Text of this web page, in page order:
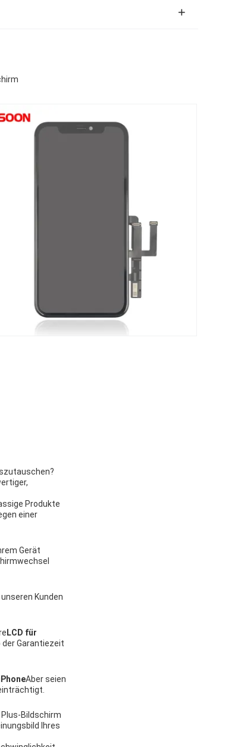
Produkte
einer
Gerät
Kunden
LCD für
der Garantiezeit
Aber seien
Bildschirm
Ihres